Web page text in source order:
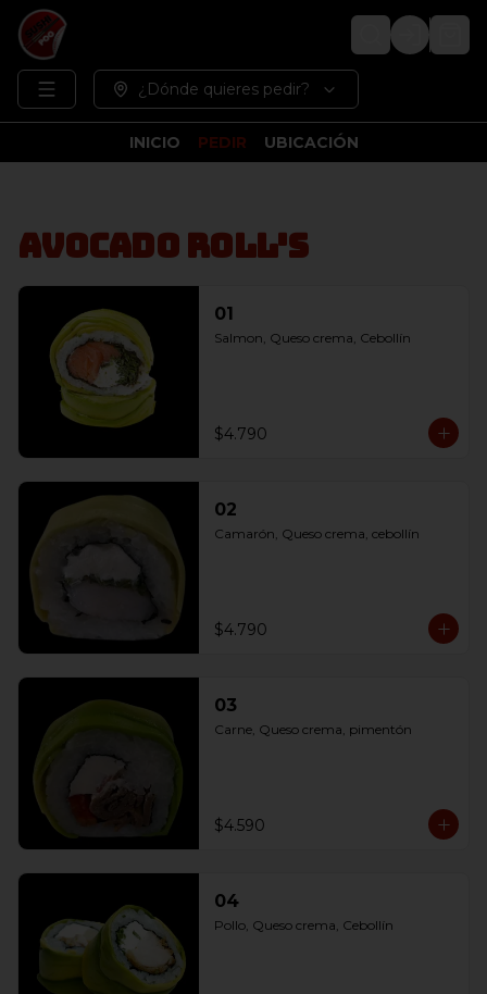
Login
¿Dónde quieres pedir?
INICIO PEDIR UBICACIÓN
Avocado Roll's
01
Salmon, Queso crema, Cebollín
$4.790
02
Camarón, Queso crema, cebollín
$4.790
03
Carne, Queso crema, pimentón
$4.590
04
Pollo, Queso crema, Cebollín